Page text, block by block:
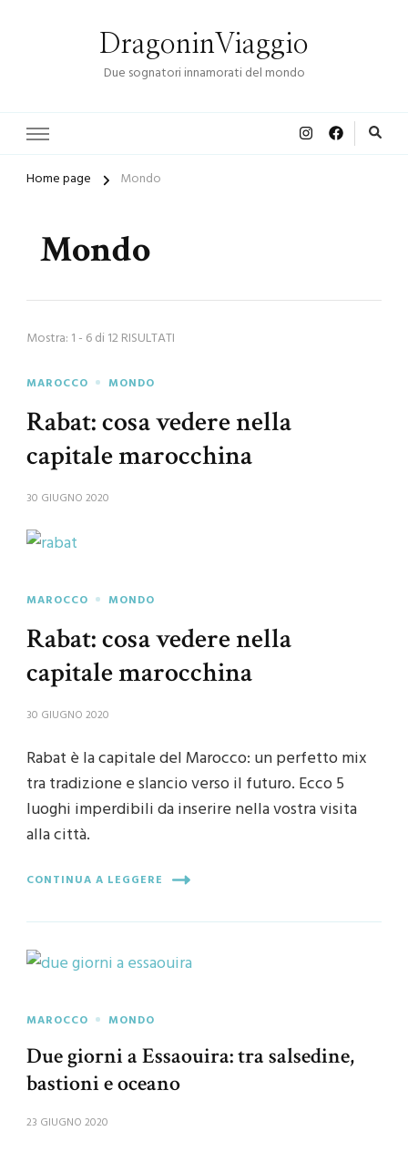
DragoninViaggio
Due sognatori innamorati del mondo
Home page Mondo
Mondo
Mostra: 1 - 6 di 12 RISULTATI
MAROCCO MONDO
Rabat: cosa vedere nella
capitale marocchina
30 GIUGNO 2020
MAROCCO MONDO
Rabat: cosa vedere nella
capitale marocchina
30 GIUGNO 2020
Rabat è la capitale del Marocco: un perfetto mix
tra tradizione e slancio verso il futuro. Ecco 5
luoghi imperdibili da inserire nella vostra visita
alla città.
CONTINUA A LEGGERE
MAROCCO MONDO
Due giorni a Essaouira: tra salsedine,
bastioni e oceano
23 GIUGNO 2020